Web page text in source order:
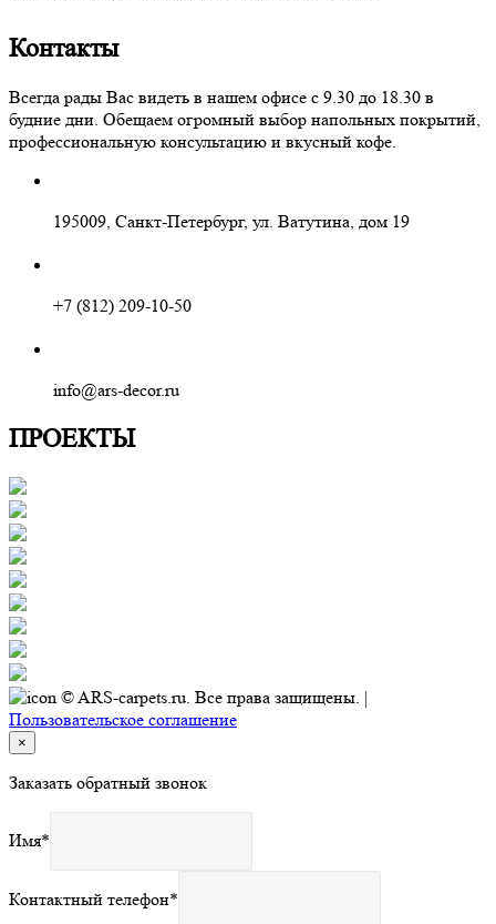
Контакты
Всегда рады Вас видеть в нашем офисе с 9.30 до 18.30 в
будние дни. Обещаем огромный выбор напольных покрытий,
профессиональную консультацию и вкусный кофе.
195009, Санкт-Петербург, ул. Ватутина, дом 19
+7 (812) 209-10-50
info@ars-decor.ru
ПРОЕКТЫ
© ARS-carpets.ru. Все права защищены. |
Пользовательское соглашение
×
Заказать обратный звонок
Имя*
Контактный телефон*